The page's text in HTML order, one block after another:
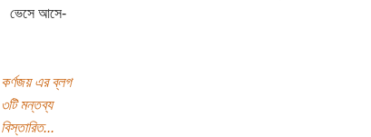
ভেসে আসে-
কর্ণজয় এর ব্লগ
৩টি মন্তব্য
বিস্তারিত...